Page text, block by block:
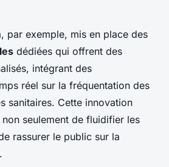
par exemple, mis en place des
dédiées qui offrent des
intégrant des
réel sur la fréquentation des
sanitaires. Cette innovation
seulement de fluidifier les
rassurer le public sur la
.